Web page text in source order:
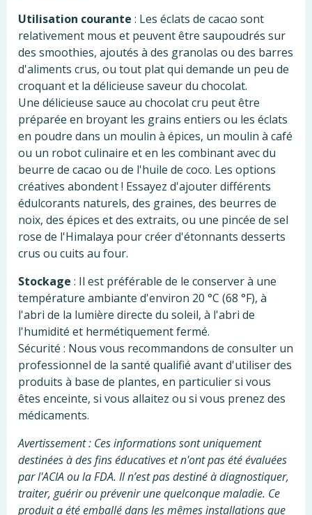
Utilisation courante : Les éclats de cacao sont
relativement mous et peuvent être saupoudrés sur
des smoothies, ajoutés à des granolas ou des barres
d'aliments crus, ou tout plat qui demande un peu de
croquant et la délicieuse saveur du chocolat.
Une délicieuse sauce au chocolat cru peut être
préparée en broyant les grains entiers ou les éclats
en poudre dans un moulin à épices, un moulin à café
ou un robot culinaire et en les combinant avec du
beurre de cacao ou de l'huile de coco. Les options
créatives abondent ! Essayez d'ajouter différents
édulcorants naturels, des graines, des beurres de
noix, des épices et des extraits, ou une pincée de sel
rose de l'Himalaya pour créer d'étonnants desserts
crus ou cuits au four.
Stockage : Il est préférable de le conserver à une
température ambiante d'environ 20 °C (68 °F), à
l'abri de la lumière directe du soleil, à l'abri de
l'humidité et hermétiquement fermé.
Sécurité : Nous vous recommandons de consulter un
professionnel de la santé qualifié avant d'utiliser des
produits à base de plantes, en particulier si vous
êtes enceinte, si vous allaitez ou si vous prenez des
médicaments.
Avertissement : Ces informations sont uniquement
destinées à des fins éducatives et n'ont pas été évaluées
par l'ACIA ou la FDA. Il n’est pas destiné à diagnostiquer,
traiter, guérir ou prévenir une quelconque maladie. Ce
produit a été emballé dans les mêmes installations que